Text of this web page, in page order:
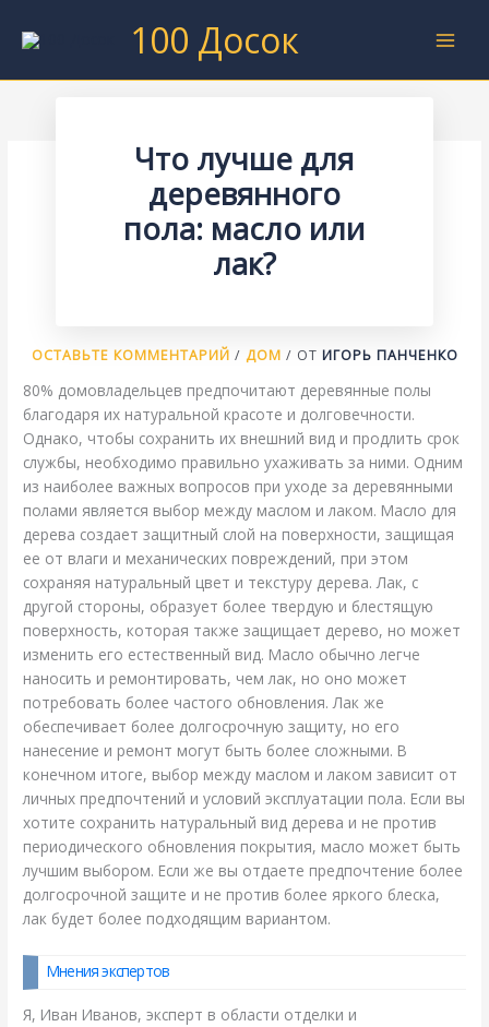
100 Досок
Что лучше для
деревянного
пола: масло или
лак?
ОСТАВЬТЕ КОММЕНТАРИЙ / ДОМ / ОТ ИГОРЬ ПАНЧЕНКО
80% домовладельцев предпочитают деревянные полы
благодаря их натуральной красоте и долговечности.
Однако, чтобы сохранить их внешний вид и продлить срок
службы, необходимо правильно ухаживать за ними. Одним
из наиболее важных вопросов при уходе за деревянными
полами является выбор между маслом и лаком. Масло для
дерева создает защитный слой на поверхности, защищая
ее от влаги и механических повреждений, при этом
сохраняя натуральный цвет и текстуру дерева. Лак, с
другой стороны, образует более твердую и блестящую
поверхность, которая также защищает дерево, но может
изменить его естественный вид. Масло обычно легче
наносить и ремонтировать, чем лак, но оно может
потребовать более частого обновления. Лак же
обеспечивает более долгосрочную защиту, но его
нанесение и ремонт могут быть более сложными. В
конечном итоге, выбор между маслом и лаком зависит от
личных предпочтений и условий эксплуатации пола. Если вы
хотите сохранить натуральный вид дерева и не против
периодического обновления покрытия, масло может быть
лучшим выбором. Если же вы отдаете предпочтение более
долгосрочной защите и не против более яркого блеска,
лак будет более подходящим вариантом.
Мнения экспертов
Я, Иван Иванов, эксперт в области отделки и